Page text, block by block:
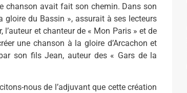
chanson avait fait son chemin. Dans son
gloire du Bassin », assurait à ses lecteurs
l’auteur et chanteur de « Mon Paris » et de
une chanson à la gloire d’Arcachon et
son fils Jean, auteur des « Gars de la
nous de l’adjuvant que cette création